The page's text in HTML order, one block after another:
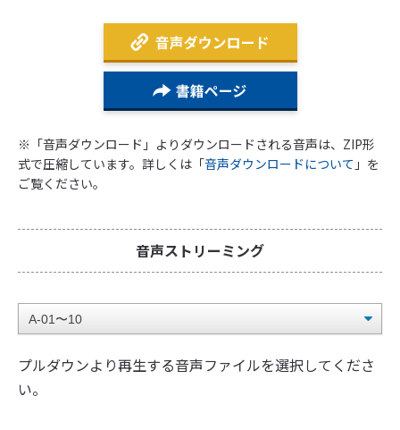
※「音声ダウンロード」よりダウンロードされる音声は、ZIP形
式で圧縮しています。詳しくは「音声ダウンロードについて 」を
ご覧ください。
音声ストリーミング
プルダウンより再生する音声ファイルを選択してくださ
い。